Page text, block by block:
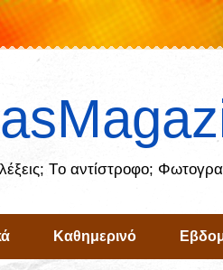
λέξεις; Tο αντίστροφο;
Καθημερινό